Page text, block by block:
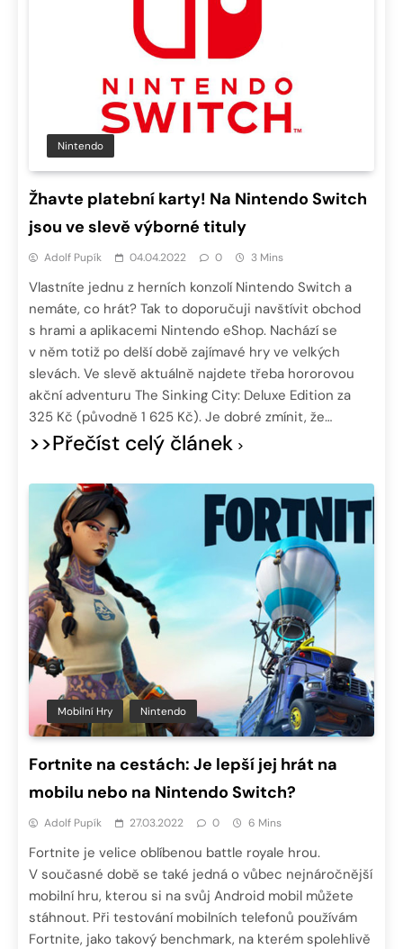
Nintendo
Žhavte platební karty! Na Nintendo Switch
jsou ve slevě výborné tituly
Adolf Pupík 04.04.2022 0 3 Mins
Vlastníte jednu z herních konzolí Nintendo Switch a
nemáte, co hrát? Tak to doporučuji navštívit obchod
s hrami a aplikacemi Nintendo eShop. Nachází se
v něm totiž po delší době zajímavé hry ve velkých
slevách. Ve slevě aktuálně najdete třeba hororovou
akční adventuru The Sinking City: Deluxe Edition za
325 Kč (původně 1 625 Kč). Je dobré zmínit, že…
>>Přečíst celý článek
Mobilní Hry Nintendo
Fortnite na cestách: Je lepší jej hrát na
mobilu nebo na Nintendo Switch?
Adolf Pupík 27.03.2022 0 6 Mins
Fortnite je velice oblíbenou battle royale hrou.
V současné době se také jedná o vůbec nejnáročnější
mobilní hru, kterou si na svůj Android mobil můžete
stáhnout. Při testování mobilních telefonů používám
Fortnite, jako takový benchmark, na kterém spolehlivě